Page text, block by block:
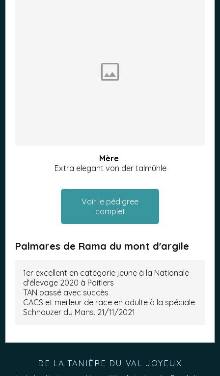
Mère
Extra elegant von der talmûhle
Voir le pédigree
complet
Palmares de Rama du mont d'argile
1er excellent en catégorie jeune à la Nationale
d'élevage 2020 à Poitiers
TAN passé avec succès
CACS et meilleur de race en adulte à la spéciale
Schnauzer du Mans. 21/11/2021
DE LA TANIÈRE DU VAL JOYEUX